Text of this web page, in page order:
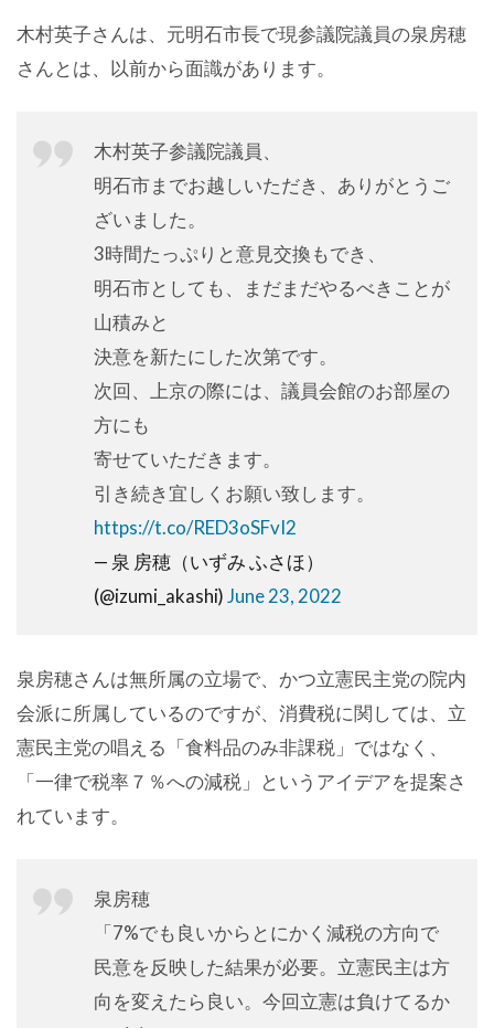
木村英子さんは、元明石市長で現参議院議員の泉房穂
さんとは、以前から面識があります。
木村英子参議院議員、
明石市までお越しいただき、ありがとうご
ざいました。
3時間たっぷりと意見交換もでき、
明石市としても、まだまだやるべきことが
山積みと
決意を新たにした次第です。
次回、上京の際には、議員会館のお部屋の
方にも
寄せていただきます。
引き続き宜しくお願い致します。
https://t.co/RED3oSFvI2
— 泉 房穂（いずみ ふさほ）
(@izumi_akashi)June 23, 2022
泉房穂さんは無所属の立場で、かつ立憲民主党の院内
会派に所属しているのですが、消費税に関しては、立
憲民主党の唱える「食料品のみ非課税」ではなく、
「一律で税率７％への減税」というアイデアを提案さ
れています。
泉房穂
「7%でも良いからとにかく減税の方向で
民意を反映した結果が必要。立憲民主は方
向を変えたら良い。今回立憲は負けてるか